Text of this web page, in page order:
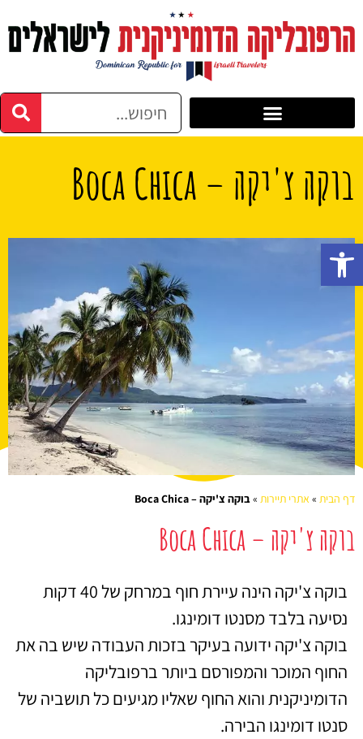
בוקה צ'יקה – Boca Chica
דף הבית» אתרי תיירות»בוקה צ'יקה – Boca Chica
בוקה צ'יקה – Boca Chica
בוקה צ'יקה הינה עיירת חוף במרחק של 40 דקות
נסיעה בלבד מסנטו דומינגו.
בוקה צ'יקה ידועה בעיקר בזכות העבודה שיש בה את
החוף המוכר והמפורסם ביותר ברפובליקה
הדומיניקנית והוא החוף שאליו מגיעים כל תושביה של
סנטו דומינגו הבירה.
פתח סרגל נגישות